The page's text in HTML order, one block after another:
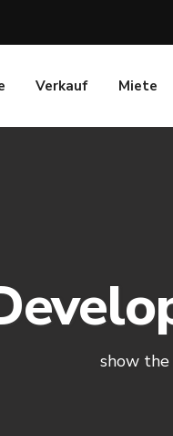
Verkauf Miete
show the